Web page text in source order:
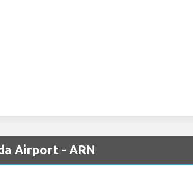
Airport - ARN